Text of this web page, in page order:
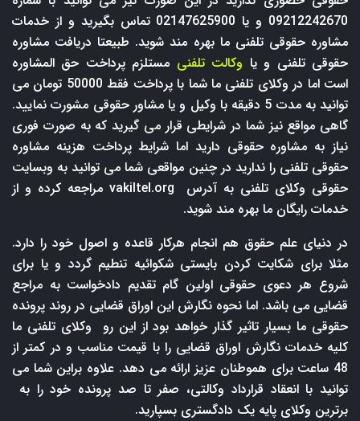
09212242670 و یا 02147625900 تماس بگیرید و از خدمات
مشاوره حقوقی تلفنی ما بهره مند شوید. طبیعتا دریافت مشاوره
حقوقی تلفنی و یا وکالت تلفنی
مستلزم پرداخت حق المشاوره
است اما در وکلای تلفنی ما شما با پرداخت فقط 50000 تومان می
توانید به مدت 5 دقیقه با وکیل و یا مشاور حقوقی مشورت نمایید.
گاهی مواقع نیز شما در شرایطی قرار می گیرید که به صورت فوری
نیاز به مشاوره حقوقی دارید اما شرایط پرداخت هزینه مشاوره
حقوقی تلفنی را ندارید در چنین مواقعی شما می توانید به وبسایت
حقوقی وکلای تلفنی به آدرس vakiltel.orgمراجعه کرده و از
خدمات رایگان ما بهره مند شوید.
در دنیای علم حقوق هم انجام هرکار قاعده و اصول خود را دارد.
مثلا برای شکایت کردن بایستی شکوائیه تنطیم گردد و یا برای
شروع هر دعوی حقوقی اولین گام تقدیم دادخواست به مراجع
قضایی می باشد. اما نحوه نگارش این اوراق قضایی در روند پرونده
حقوقی ما بسیار تاثیر گذار خواهد بود از این رو وکلای تلفنی ما
کلیه خدمات نگارش اوراق قضایی را با قیمت مناسب و در کمتر از
48 ساعت برای هموطنان عزیز ارائه می دهد. علاوه براین شما می
توانید با انعقاد قرارداد وکالتی، صفر تا صد پرونده خود را به
برترین وکلای پایه یک دادگستری بسپارید.